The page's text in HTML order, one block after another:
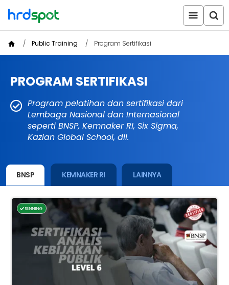
Public Training Program Sertifikasi
PROGRAM SERTIFIKASI
Program pelatihan dan sertifikasi dari
Lembaga Nasional dan Internasional
seperti BNSP, Kemnaker RI, Six Sigma,
Kazian Global School, dll.
BNSP KEMNAKER RI LAINNYA
RUNNING